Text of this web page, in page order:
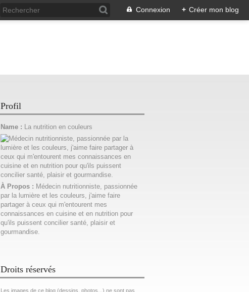
Connexion + Créer mon blog
Profil
Name : La nutrition en couleurs
À Propos : Médecin nutritionniste, passionnée
par la lumière et les couleurs, j'aime faire
partager à ceux qui m'entourent mes
connaissances en cuisine et en nutrition pour
qu'ils puissent concilier santé, plaisir et
gourmandise.
Droits réservés
Les images de ce blog (dessins, photos...) ne sont pas